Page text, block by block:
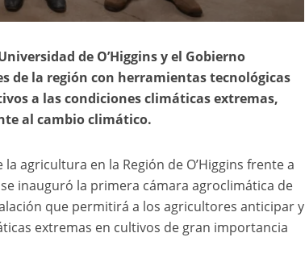
de O’Higgins y el Gobierno
de la región con herramientas tecnológicas
a las condiciones climáticas extremas,
al cambio climático.
agricultura en la Región de O’Higgins frente a
inauguró la primera cámara agroclimática de
que permitirá a los agricultores anticipar y
extremas en cultivos de gran importancia